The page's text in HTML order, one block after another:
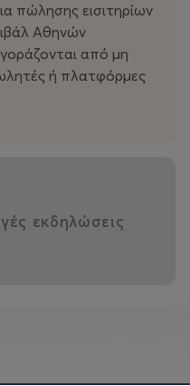
με την
και
πώλησης εισιτηρίων
Αθηνών
από μη
ή πλατφόρμες
εκδηλώσεις